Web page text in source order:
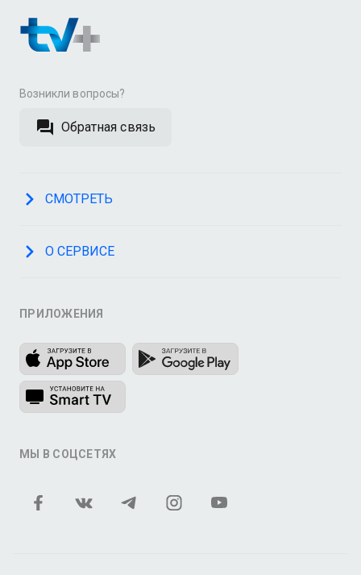
Возникли вопросы?
Обратная связь
СМОТРЕТЬ
О СЕРВИСЕ
ПРИЛОЖЕНИЯ
МЫ В СОЦСЕТЯХ